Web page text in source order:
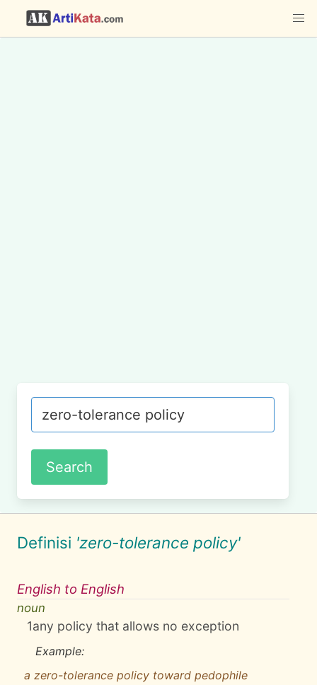
Definisi 'zero-tolerance policy'
English to English
noun
1any policy that allows no exception
Example:
a zero-tolerance policy toward pedophile